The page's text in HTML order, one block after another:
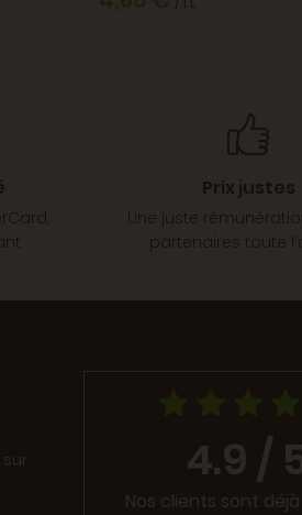
Prix justes
Une juste
partenaires toute
4.9 /
Nos clients sont